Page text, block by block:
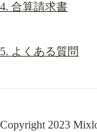
4. 合算請求書
5. よくある質問
Copyright 2023